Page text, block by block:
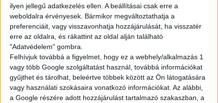
ilyen jellegű adatkezelés ellen. A beállításai csak erre a
weboldalra érvényesek. Bármikor megváltoztathatja a
preferenciáit, vagy visszavonhatja hozzájárulását, ha visszatér
erre az oldalra, és rákattint az oldal alján található
"Adatvédelem" gombra.
Felhívjuk továbbá a figyelmet, hogy ez a webhely/alkalmazás 1
vagy több Google szolgáltatást használ, továbbá információkat
gyűjthet és tárolhat, beleértve többek között az Ön látogatására
vagy használati szokásaira vonatkozó információkat. Az alábbi,
a Google részére adott hozzájárulást tartalmazó szakaszban, a